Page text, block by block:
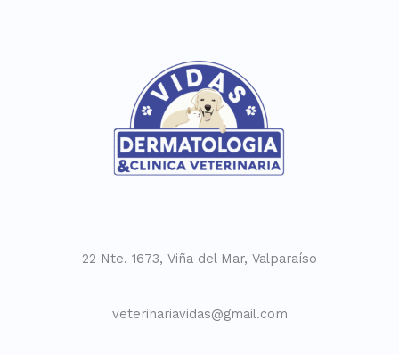
22 Nte. 1673, Viña del Mar, Valparaíso
veterinariavidas@gmail.com